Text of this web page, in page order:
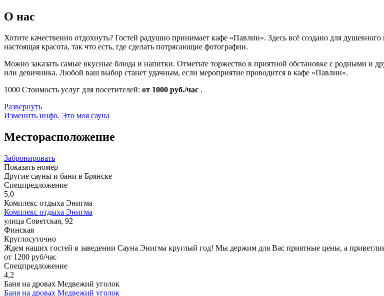
О нас
Хотите качественно отдохнуть? Гостей радушно принимает кафе «Павлин». Здесь всё создано для
настоящая красота, так что есть, где сделать потрясающие фотографии.
Можно заказать самые вкусные блюда и напитки. Отметьте торжество в приятной обстановке с родными и
или девичника. Любой ваш выбор станет удачным, если мероприятие проводится в кафе «Павлин».
1000 Стоимость услуг для посетителей: от 1000 руб./час .
Развернуть
Изменить инфо. Это моя сауна
Месторасположение
Забронировать
Показать номер
Другие сауны и бани в Брянске
Спецпредложение
5,0
Комплекс отдыха Энигма
Комплекс отдыха Энигма
улица Советская, 92
Финская
Круглосуточно
Ждем наших гостей в заведении Сауна Энигма круглый год! Мы держим для Вас приятные цены, а
от 1200 руб/час
Спецпредложение
4,2
Баня на дровах Медвежий уголок
Баня на дровах Медвежий уголок